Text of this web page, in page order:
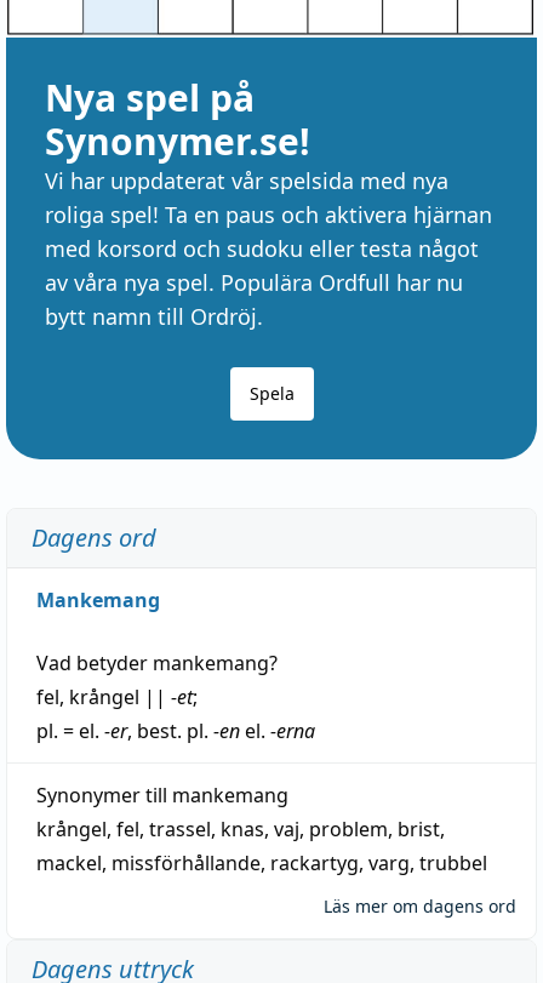
Nya spel på
Synonymer.se!
Vi har uppdaterat vår spelsida med nya
roliga spel! Ta en paus och aktivera hjärnan
med korsord och sudoku eller testa något
av våra nya spel. Populära Ordfull har nu
bytt namn till Ordröj.
Spela
Dagens ord
Mankemang
Vad betyder mankemang?
fel, krångel || -et;
pl. = el. -er, best. pl. -enel. -erna
Synonymer till mankemang
krångel, fel, trassel, knas, vaj, problem, brist,
mackel, missförhållande, rackartyg, varg, trubbel
Läs mer om dagens ord
Dagens uttryck